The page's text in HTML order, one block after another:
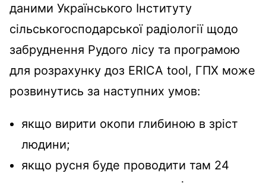
даними Українського Інституту
сільськогосподарської радіології щодо
забруднення Рудого лісу та програмою
для розрахунку доз ERICA tool, ГПХ може
розвинутись за наступних умов:
якщо вирити окопи глибиною в зріст
людини;
якщо русня буде проводити там 24